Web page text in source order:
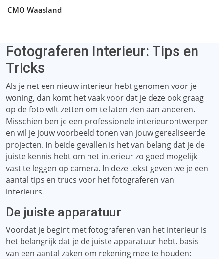
CMO Waasland
Fotograferen Interieur: Tips en
Tricks
Als je net een nieuw interieur hebt genomen voor je
woning, dan komt het vaak voor dat je deze ook graag
op de foto wilt zetten om te laten zien aan anderen.
Misschien ben je een professionele interieurontwerper
en wil je jouw voorbeeld tonen van jouw gerealiseerde
projecten. In beide gevallen is het van belang dat je de
juiste kennis hebt om het interieur zo goed mogelijk
vast te leggen op camera. In deze tekst geven we je een
aantal tips en trucs voor het fotograferen van
interieurs.
De juiste apparatuur
Voordat je begint met fotograferen van het interieur is
het belangrijk dat je de juiste apparatuur hebt. basis
van een aantal zaken om rekening mee te houden: